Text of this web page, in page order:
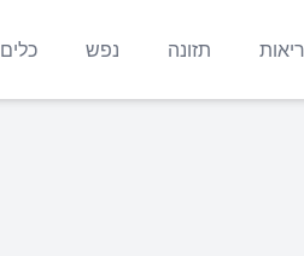
תזונה נפש כלים